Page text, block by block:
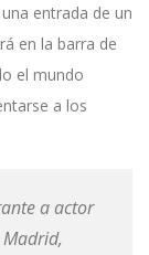
entrada de un
en la barra de
el mundo
a los
a actor
Madrid,